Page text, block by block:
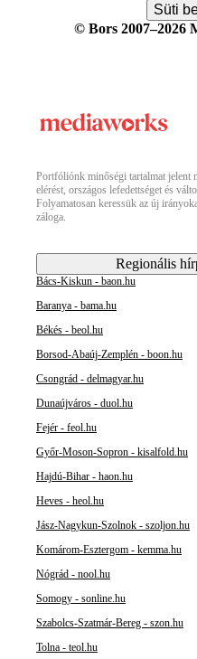
Süti
© Bors 2007–2026
Portfóliónk minőségi tartalmat jelent
elérést, országos lefedettséget és
Folyamatosan keressük az új
záloga.
Regionális
Bács-Kiskun - baon.hu
Baranya - bama.hu
Békés - beol.hu
Borsod-Abaúj-Zemplén - boon.hu
Csongrád - delmagyar.hu
Dunaújváros - duol.hu
Fejér - feol.hu
Győr-Moson-Sopron - kisalfold.hu
Hajdú-Bihar - haon.hu
Heves - heol.hu
Jász-Nagykun-Szolnok - szoljon.hu
Komárom-Esztergom - kemma.hu
Nógrád - nool.hu
Somogy - sonline.hu
Szabolcs-Szatmár-Bereg - szon.hu
Tolna - teol.hu